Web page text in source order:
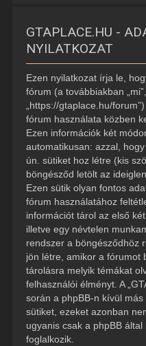
GTAPLACE.HU -
NYILATKOZAT
Ezen nyilatkozat írja le,
fórum (a továbbiakban
„https://gtaplace.hu/
fórum használata közben
Ezen információk két
automatikusan: azzal,
ún. sütiket hoz létre (kis
böngésződ letölt az
Ezen sütik olyan fontos
fórum használatához
információt tárol az első
illetve egy névtelen
rendszer a böngésződhöz
jön létre, amikor a fórumot
tárolásra melyik témákat
felhasználói élményt. A
során a phpBB-n kívül
sütiket, ezeket azonban
ugyanis csak a phpBB
foglalkozik.